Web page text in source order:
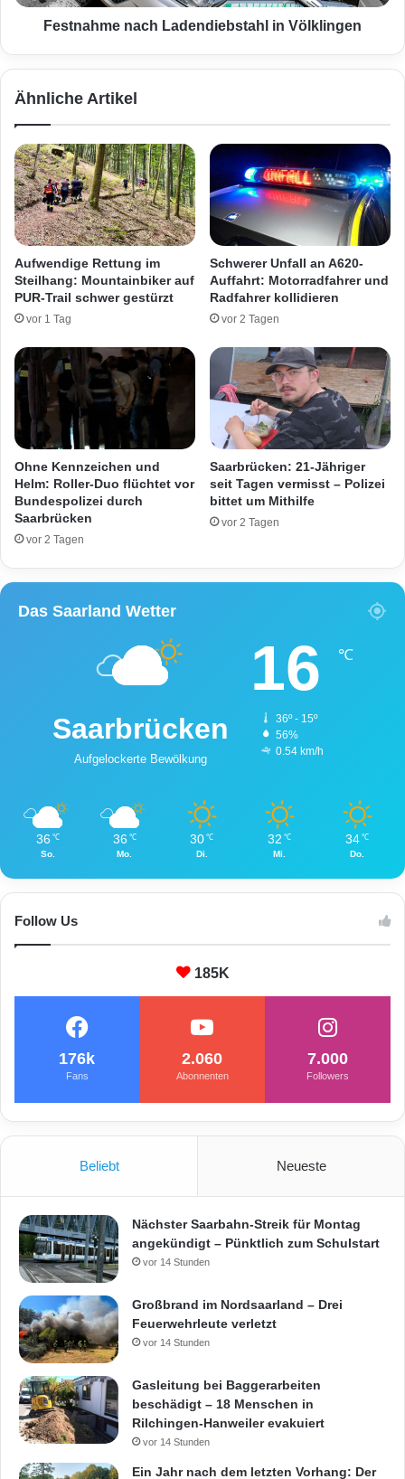
o
e
L
e
n
d
i
e
s
t
n
ö
l
k
l
i
n
g
Festnahme nach Ladendiebstahl in Völklingen
Ähnliche Artikel
Aufwendige Rettung im
Steilhang: Mountainbiker auf
PUR-Trail schwer gestürzt
vor 1 Tag
Schwerer Unfall an A620-
Auffahrt: Motorradfahrer und
Radfahrer kollidieren
vor 2 Tagen
Ohne Kennzeichen und
Helm: Roller-Duo flüchtet vor
Bundespolizei durch
Saarbrücken
vor 2 Tagen
Saarbrücken: 21-Jähriger
seit Tagen vermisst – Polizei
bittet um Mithilfe
vor 2 Tagen
Das Saarland Wetter
Saarbrücken
Aufgelockerte Bewölkung
16 ℃
36º - 15º
56%
0.54 km/h
36 ℃
So.
36 ℃
Mo.
30 ℃
Di.
32 ℃
Mi.
34 ℃
Do.
Follow Us
185K
176k
Fans
2.060
Abonnenten
7.000
Followers
Beliebt Neueste
Nächster Saarbahn-Streik für Montag
angekündigt – Pünktlich zum Schulstart
vor 14 Stunden
Großbrand im Nordsaarland – Drei
Feuerwehrleute verletzt
vor 14 Stunden
Gasleitung bei Baggerarbeiten
beschädigt – 18 Menschen in
Rilchingen-Hanweiler evakuiert
vor 14 Stunden
Ein Jahr nach dem letzten Vorhang: Der